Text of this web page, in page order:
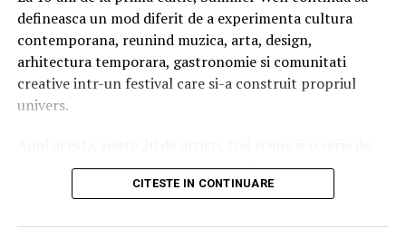
Orange Shop Plaza (12:00 – 20:00)
Orange Shop Park Lake (12:00 – 20:00)
Incepand cu luni, 3.08, batarile pot fi comandate si prin
aplicatia WOLT.
Vineri, 7 august: 10:00 – 13:00
Ridicarea bratarilor inainte de festival se poate face
defineasca un mod diferit de a experimenta cultura
contemporana, reunind muzica, arta, design,
arhitectura temporara, gastronomie si comunitati
creative intr-un festival care si-a construit propriul
univers.
experiente curatoriate transforma fiecare colt al
domeniului intr-un spatiu cu identitate proprie. Nu este
dintre concerte, descoperirile intamplatoare si energia
CITESTE IN CONTINUARE